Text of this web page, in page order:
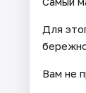
Для
Вам не